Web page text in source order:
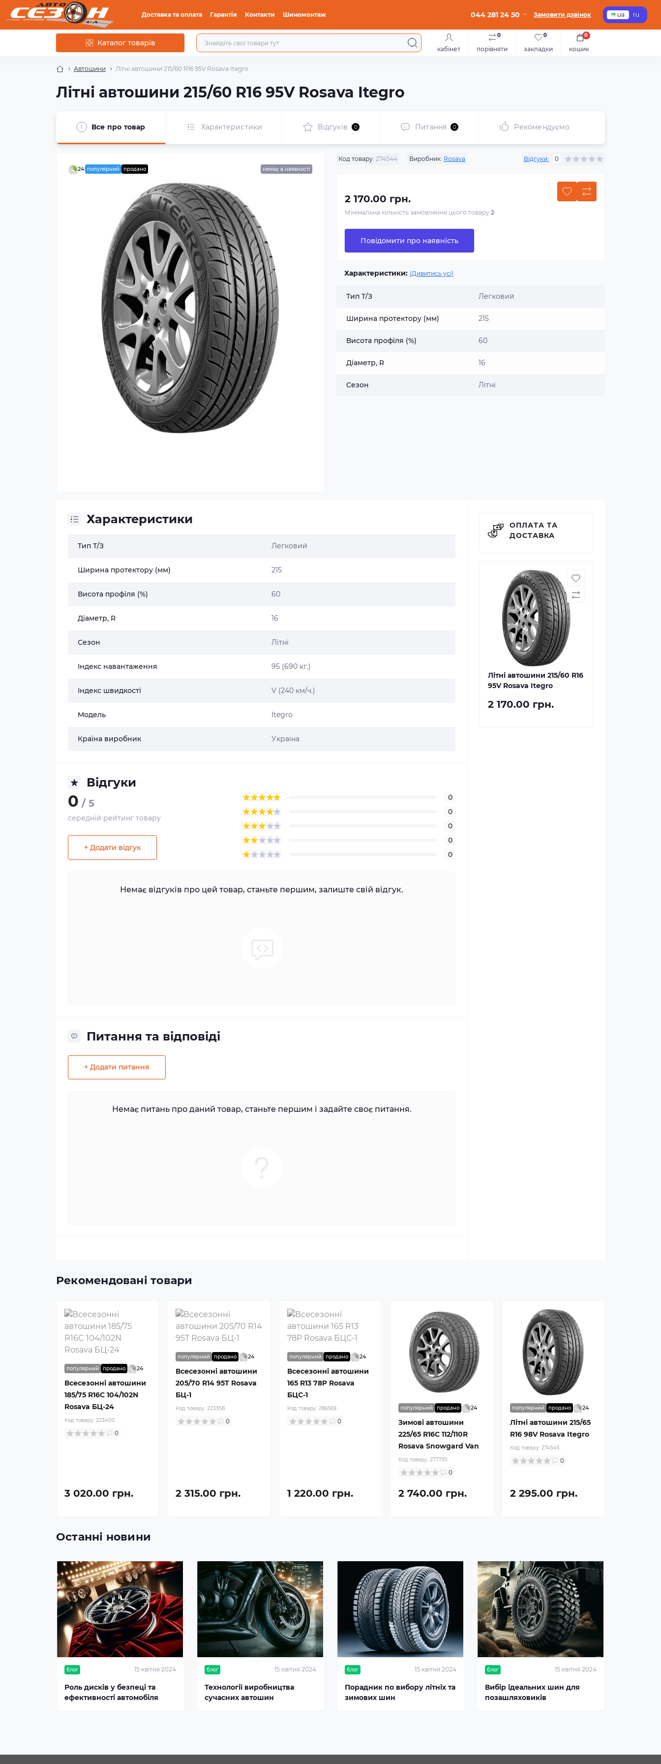
Доставка та оплата Гарантія Контакти Шиномонтаж 044 281 24 50 Замовити дзвінок ua ru
Каталог товарів
кабінет порівняти
0
закладки
0
кошик
0
Автошини Літні автошини 215/60 R16 95V Rosava Itegro
Літні автошини 215/60 R16 95V Rosava Itegro
Все про товар Характеристики Відгуків 0 Питання 0 Рекомендуємо
24 популярний продано немає в наявності
Код товару: 274544 Виробник: Rosava Відгуки: 0
2 170.00 грн.
Мінімальна кількість замовлення цього товару 2
Повідомити про наявність
Характеристики: (Дивитись усі)
Тип Т/З Легковий
Ширина протектору (мм) 215
Висота профіля (%) 60
Діаметр, R 16
Сезон Літні
Характеристики
Тип Т/З Легковий
Ширина протектору (мм) 215
Висота профіля (%) 60
Діаметр, R 16
Сезон Літні
Індекс навантаження 95 (690 кг.)
Індекс швидкості V (240 км/ч.)
Модель Itegro
Країна виробник Украіна
Відгуки
0 / 5
середній рейтинг товару
+ Додати відгук
0
0
0
0
0
Немає відгуків про цей товар, станьте першим, залиште свій відгук.
Питання та відповіді
+ Додати питання
Немає питань про даний товар, станьте першим і задайте своє питання.
ОПЛАТА ТА
ДОСТАВКА
Літні автошини 215/60 R16
95V Rosava Itegro
2 170.00 грн.
Рекомендовані товари
популярний продано 24
Всесезонні автошини
185/75 R16C 104/102N
Rosava БЦ-24
Код товару: 223400
0
3 020.00 грн.
популярний продано 24
Всесезонні автошини
205/70 R14 95T Rosava
БЦ-1
Код товару:223358
0
2 315.00 грн.
популярний продано 24
Всесезонні автошини
165 R13 78P Rosava
БЦС-1
Код товару: 286569
0
1 220.00 грн.
популярний продано 24
Зимові автошини
225/65 R16C 112/110R
Rosava Snowgard Van
Код товару:277793
0
2 740.00 грн.
популярний продано 24
Літні автошини 215/65
R16 98V Rosava Itegro
Код товару: 274545
0
2 295.00 грн.
Останні новини
блог 15 квітня 2024
Роль дисків у безпеці та
ефективності автомобіля
блог 15 квітня 2024
Технології виробництва
сучасних автошин
блог 15 квітня 2024
Порадник по вибору літніх та
зимових шин
блог 15 квітня 2024
Вибір ідеальних шин для
позашляховиків